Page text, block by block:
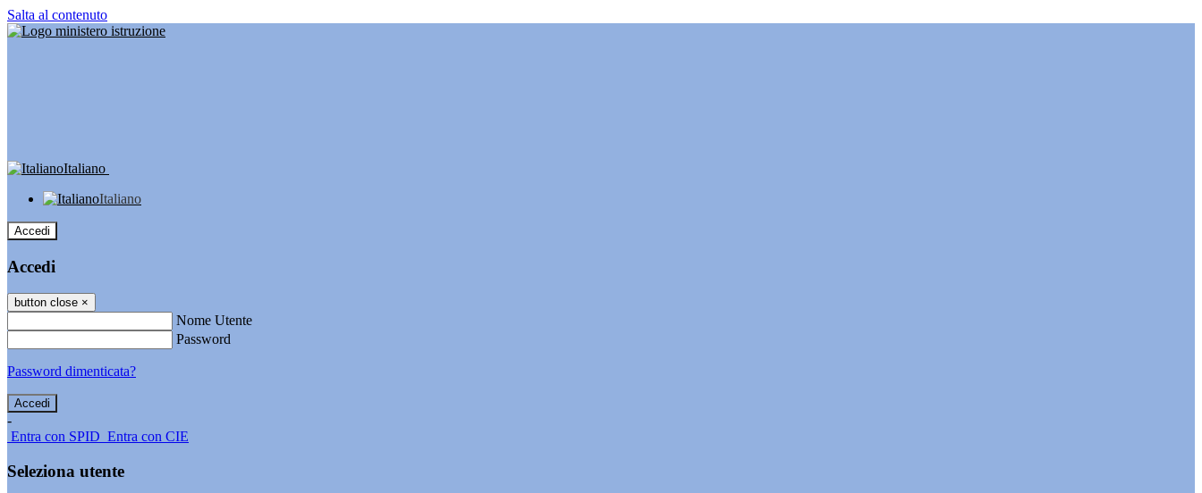
Salta al contenuto
Italiano
Italiano
Accedi
Accedi
button close ×
Nome Utente
Password
Password dimenticata?
-
Entra con SPID Entra con CIE
Seleziona utente